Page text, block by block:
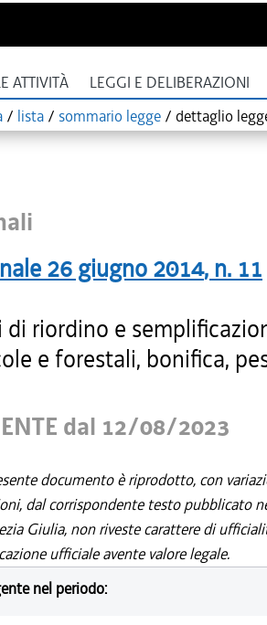
ATTIVITÀ LEGGI E DELIBERAZIONI
/ lista / sommario legge / dettaglio
26 giugno 2014, n. 11
di riordino e
e forestali, bonifica,
dal 12/08/2023
documento è riprodotto, con
dal corrispondente testo pubblicato
Giulia, non riveste carattere di
ufficiale avente valore legale.
nel periodo: